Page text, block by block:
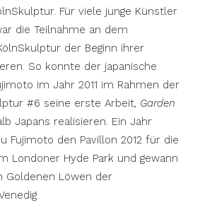
Für viele junge Künstler
die Teilnahme an dem
der Beginn ihrer
So konnte der japanische
im Jahr 2011 im Rahmen der
#6⁠ seine erste Arbeit, Garden
Japans realisieren. Ein Jahr
Fujimoto den Pavillon 2012 für die
Londoner Hyde Park und gewann
Goldenen Löwen der